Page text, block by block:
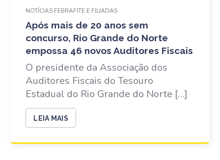
NOTÍCIAS FEBRAFITE E FILIADAS
Após mais de 20 anos sem
concurso, Rio Grande do Norte
empossa 46 novos Auditores Fiscais
O presidente da Associação dos
Auditores Fiscais do Tesouro
Estadual do Rio Grande do Norte […]
LEIA MAIS